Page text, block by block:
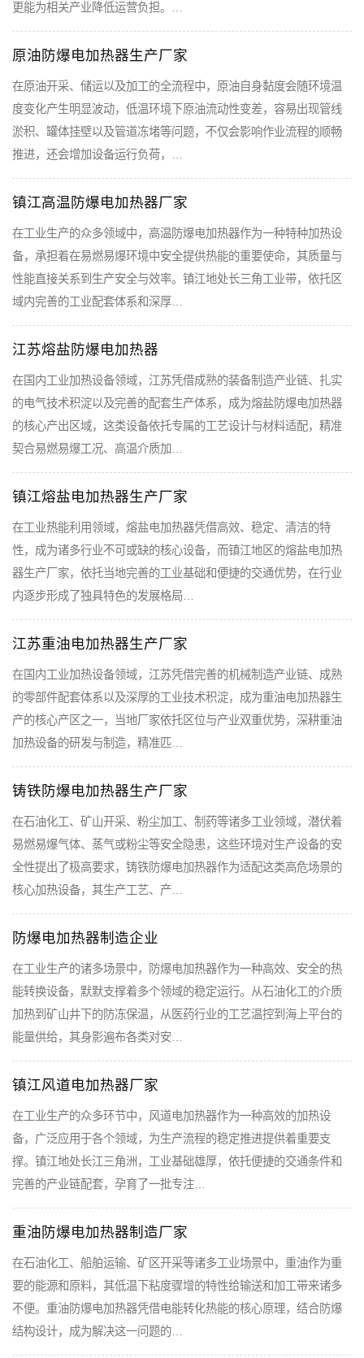
更能为相关产业降低运营负担。…
原油防爆电加热器生产厂家
在原油开采、储运以及加工的全流程中，原油自身黏度会随环境温
度变化产生明显波动，低温环境下原油流动性变差，容易出现管线
淤积、罐体挂壁以及管道冻堵等问题，不仅会影响作业流程的顺畅
推进，还会增加设备运行负荷，…
镇江高温防爆电加热器厂家
在工业生产的众多领域中，高温防爆电加热器作为一种特种加热设
备，承担着在易燃易爆环境中安全提供热能的重要使命，其质量与
性能直接关系到生产安全与效率。镇江地处长三角工业带，依托区
域内完善的工业配套体系和深厚…
江苏熔盐防爆电加热器
在国内工业加热设备领域，江苏凭借成熟的装备制造产业链、扎实
的电气技术积淀以及完善的配套生产体系，成为熔盐防爆电加热器
的核心产出区域，这类设备依托专属的工艺设计与材料适配，精准
契合易燃易爆工况、高温介质加…
镇江熔盐电加热器生产厂家
在工业热能利用领域，熔盐电加热器凭借高效、稳定、清洁的特
性，成为诸多行业不可或缺的核心设备，而镇江地区的熔盐电加热
器生产厂家，依托当地完善的工业基础和便捷的交通优势，在行业
内逐步形成了独具特色的发展格局…
江苏重油电加热器生产厂家
在国内工业加热设备领域，江苏凭借完善的机械制造产业链、成熟
的零部件配套体系以及深厚的工业技术积淀，成为重油电加热器生
产的核心产区之一，当地厂家依托区位与产业双重优势，深耕重油
加热设备的研发与制造，精准匹…
铸铁防爆电加热器生产厂家
在石油化工、矿山开采、粉尘加工、制药等诸多工业领域，潜伏着
易燃易爆气体、蒸气或粉尘等安全隐患，这些环境对生产设备的安
全性提出了极高要求，铸铁防爆电加热器作为适配这类高危场景的
核心加热设备，其生产工艺、产…
防爆电加热器制造企业
在工业生产的诸多场景中，防爆电加热器作为一种高效、安全的热
能转换设备，默默支撑着多个领域的稳定运行。从石油化工的介质
加热到矿山井下的防冻保温，从医药行业的工艺温控到海上平台的
能量供给，其身影遍布各类对安…
镇江风道电加热器厂家
在工业生产的众多环节中，风道电加热器作为一种高效的加热设
备，广泛应用于各个领域，为生产流程的稳定推进提供着重要支
撑。镇江地处长江三角洲，工业基础雄厚，依托便捷的交通条件和
完善的产业链配套，孕育了一批专注…
重油防爆电加热器制造厂家
在石油化工、船舶运输、矿区开采等诸多工业场景中，重油作为重
要的能源和原料，其低温下粘度骤增的特性给输送和加工带来诸多
不便。重油防爆电加热器凭借电能转化热能的核心原理，结合防爆
结构设计，成为解决这一问题的…